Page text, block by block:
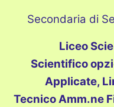
Secondaria di
Liceo
Scientifico
Applicate,
Tecnico Amm.ne